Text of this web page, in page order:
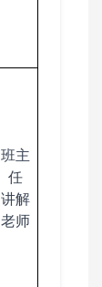
班主
任
讲解
老师